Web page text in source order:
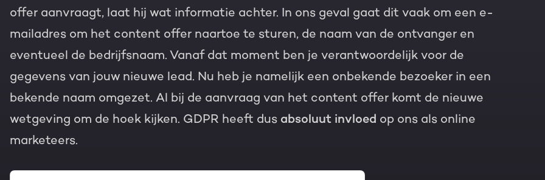
offer aanvraagt, laat hij wat informatie achter. In ons geval gaat dit vaak om een e-
mailadres om het content offer naartoe te sturen, de naam van de ontvanger en
eventueel de bedrijfsnaam. Vanaf dat moment ben je verantwoordelijk voor de
gegevens van jouw nieuwe lead. Nu heb je namelijk een onbekende bezoeker in een
bekende naam omgezet. Al bij de aanvraag van het content offer komt de nieuwe
wetgeving om de hoek kijken. GDPR heeft dus absoluut invloed op ons als online
marketeers.